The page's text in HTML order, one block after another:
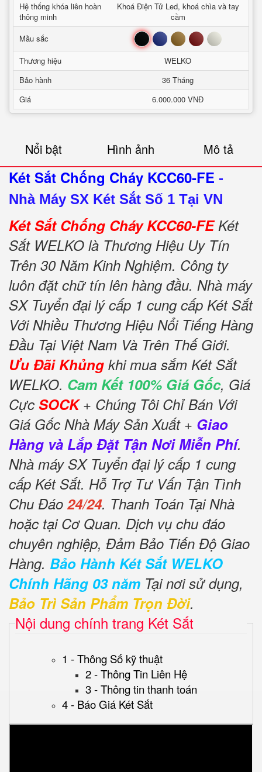
Hệ thống khóa liên hoàn
thông minh
Khoá Điện Tử Led, khoá chìa và tay
cầm
Mầu sắc
Đen Xanh Nâu Đỏ Trắng
Thương hiệu
WELKO
Bảo hành
36 Tháng
Giá
6.000.000 VNĐ
Nổi bật Hình ảnh Mô tả
Két Sắt Chống Cháy KCC60-FE -
Nhà Máy SX Két Sắt Số 1 Tại VN
Két Sắt Chống Cháy KCC60-FEKét
Sắt WELKO là Thương Hiệu Uy Tín
Trên 30 Năm Kinh Nghiệm. Công ty
luôn đặt chữ tín lên hàng đầu. Nhà máy
SX Tuyển đại lý cấp 1 cung cấp Két Sắt
Với Nhiều Thương Hiệu Nổi Tiếng Hàng
Đầu Tại Việt Nam Và Trên Thế Giới.
Ưu Đãi Khủng khi mua sắm Két Sắt
WELKO. Cam Kết 100% Giá Gốc, Giá
Cực SOCK+ Chúng Tôi Chỉ Bán Với
Giá Gốc Nhà Máy Sản Xuất + Giao
Hàng và Lắp Đặt Tận Nơi Miễn Phí.
Nhà máy SX Tuyển đại lý cấp 1 cung
cấp Két Sắt. Hỗ Trợ Tư Vấn Tận Tình
Chu Đáo 24/24. Thanh Toán Tại Nhà
hoặc tại Cơ Quan. Dịch vụ chu đáo
chuyên nghiệp, Đảm Bảo Tiến Độ Giao
Hàng. Bảo Hành Két Sắt WELKO
Chính Hãng 03 năm Tại nơi sử dụng,
Bảo Trì Sản Phẩm Trọn Đời.
Nội dung chính trang Két Sắt
1 - Thông Số kỹ thuật
2 - Thông Tin Liên Hệ
3 - Thông tin thanh toán
4 - Báo Giá Két Sắt